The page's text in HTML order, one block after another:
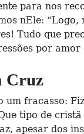
para nos
nEle:
Tudo que
por
Cruz
um fracasso:
tipo de
apesar dos